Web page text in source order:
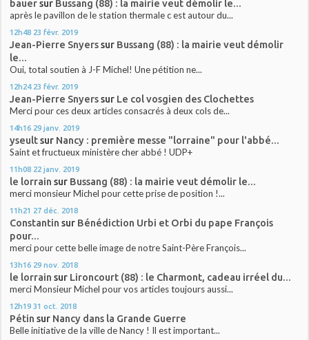
bauersur Bussang (88) : la mairie veut démolir le...
après le pavillon de le station thermale c est autour du...
12h48 23 févr. 2019
Jean-Pierre Snyerssur Bussang (88) : la mairie veut démolir
le...
Oui, total soutien à J-F Michel! Une pétition ne...
12h24 23 févr. 2019
Jean-Pierre Snyerssur Le col vosgien des Clochettes
Merci pour ces deux articles consacrés à deux cols de...
14h16 29 janv. 2019
yseultsur Nancy : première messe "lorraine" pour l'abbé...
Saint et fructueux ministère cher abbé ! UDP+
11h08 22 janv. 2019
le lorrain sur Bussang (88) : la mairie veut démolir le...
merci monsieur Michel pour cette prise de position !...
11h21 27 déc. 2018
Constantin sur Bénédiction Urbi et Orbi du pape François
pour...
merci pour cette belle image de notre Saint-Père François...
13h16 29 nov. 2018
le lorrain sur Lironcourt (88) : le Charmont, cadeau irréel du...
merci Monsieur Michel pour vos articles toujours aussi...
12h19 31 oct. 2018
Pétin sur Nancy dans la Grande Guerre
Belle initiative de la ville de Nancy ! Il est important...